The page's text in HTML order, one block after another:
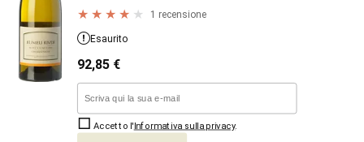
1 recensione
Esaurito
92,85 €
Accetto l'Informativa sulla privacy.